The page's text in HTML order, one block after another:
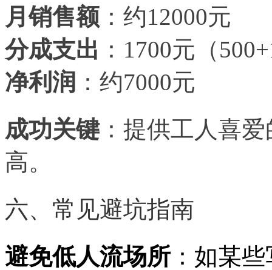
月销售额 ：约12000元
分成支出 ： 1700元（
净利润 ：约7000元
成功关键：提供工人喜
高。
六、常见避坑指南
避免低人流场所 ：如某